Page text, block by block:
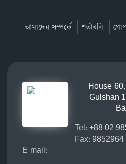
আমাদের সম্পর্কে শর্তাবলি
House-
Gulshan
Tel: +88 02
Fax: 9852964
E-mail: